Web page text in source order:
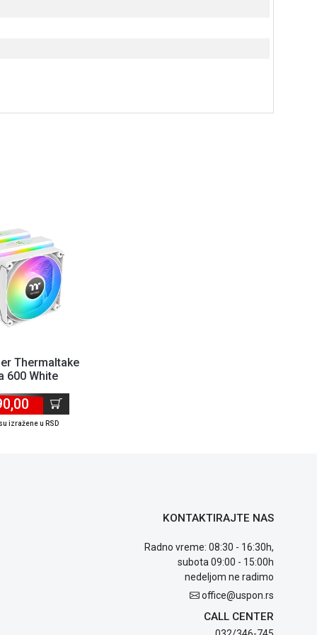
Thermaltake
600 White
230W
izražene u RSD
KONTAKTIRAJTE NAS
Radno vreme: 08:30 - 16:30h,
subota 09:00 - 15:00h
nedeljom ne radimo
office@uspon.rs
CALL CENTER